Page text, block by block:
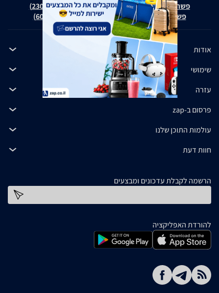
פשרה בת"צ אבנצ'יק נ' זאפ גרופ (ת"צ 23008-08-20)
פשרה בת"צ כהנים נ' זאפ גרופ (ת"צ 60371-12-19)
אודות
שימושי
עזרה
פרסום ב-zap
עולמות התוכן שלנו
חוות דעת
הרשמה לקבלת עדכונים ומבצעים
להורדת האפליקציה